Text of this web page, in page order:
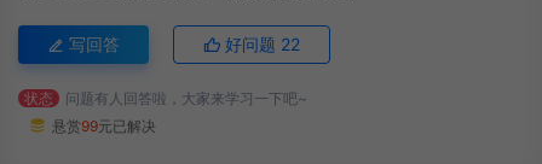
写回答 好问题 22
状态
问题有人回答啦，大家来学习一下吧~
悬赏99元已解决